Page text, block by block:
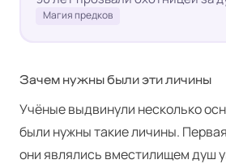
Магия предков
Зачем нужны были эти личины
Учёные выдвинули несколько
были нужны такие личины.
они являлись вместилищем душ